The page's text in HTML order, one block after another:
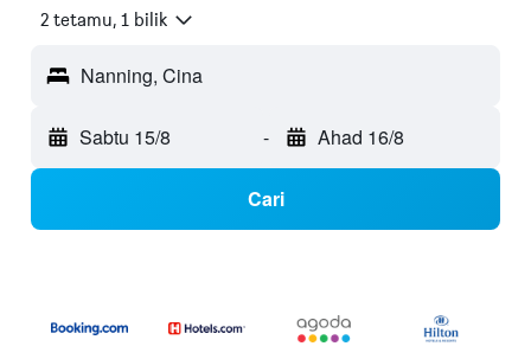
2 tetamu, 1 bilik
Nanning, Cina
Sabtu 15/8 - Ahad 16/8
Cari